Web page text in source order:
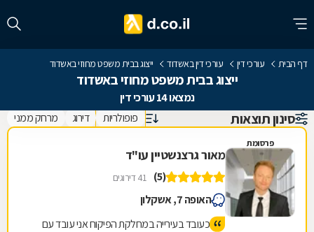
דף הבית עורכי דין עורכי דין באשדוד ייצוג בבית משפט מחוזי באשדוד
ייצוג בבית משפט מחוזי באשדוד
נמצאו 14 עורכי דין
סינון תוצאות פופולריות דירוג מרחק ממני
פרסומת
מאור גרצנשטיין עו"ד
(5) 41 דירוגים
האופה 7, אשקלון
כעובד בעירייה במחלקת הפיקוח אני עובד עם